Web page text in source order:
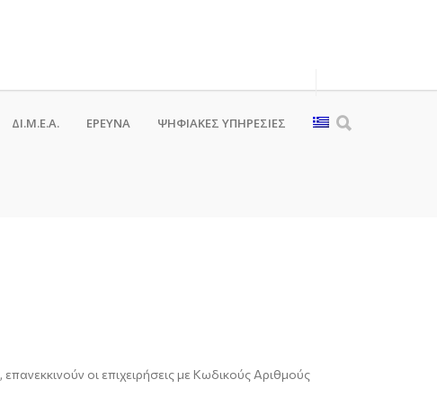
ΔΙ.Μ.Ε.Α. ΕΡΕΥΝΑ ΨΗΦΙΑΚΈΣ ΥΠΗΡΕΣΊΕΣ
, επανεκκινούν οι επιχειρήσεις με Κωδικούς Αριθμούς